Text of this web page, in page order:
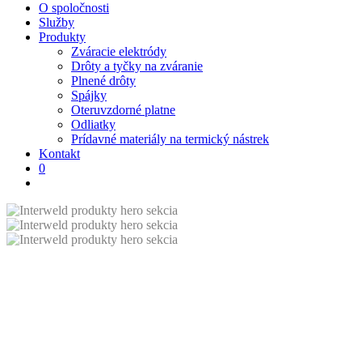
O spoločnosti
Služby
Produkty
Zváracie elektródy
Drôty a tyčky na zváranie
Plnené drôty
Spájky
Oteruvzdorné platne
Odliatky
Prídavné materiály na termický nástrek
Kontakt
0